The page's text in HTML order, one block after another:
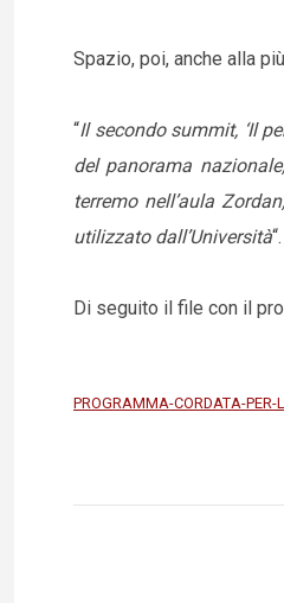
Spazio, poi, anche alla
“Il secondo summit, ‘Il
del panorama
terremo nell’aula
utilizzato dall’Università“.
Di seguito il file con il
PROGRAMMA-CORDATA-PER-